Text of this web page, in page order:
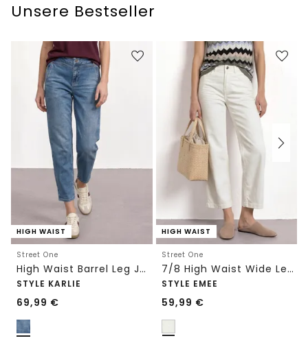
Unsere Bestseller
HIGH WAIST
Street One
High Waist Barrel Leg Jeans im Loose Fit
STYLE KARLIE
69,99 €
HIGH WAIST
Street One
7/8 High Waist Wide Leg Jeans im Loose Fit
STYLE EMEE
59,99 €